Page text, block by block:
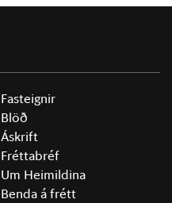
Fasteignir
Blöð
Áskrift
Fréttabréf
Um Heimildina
Benda á frétt